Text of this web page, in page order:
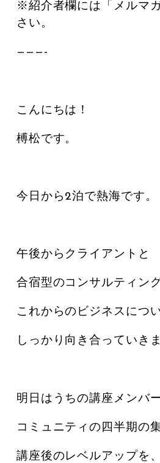
※紹介者欄には「メルマ
さい。
———-
こんにちは！
榑松です。
今日から2泊で熱海です。
午後からクライアントと
合宿型のコンサルティン
これからのビジネスにつ
しっかり向き合っていきま
明日はうちの講座メンバ
コミュニティの四半期の
講座後のレベルアップを、